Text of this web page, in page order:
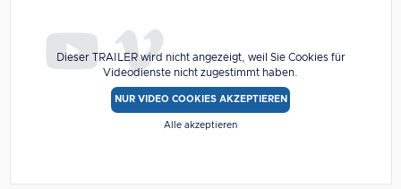
Dieser TRAILER wird nicht angezeigt, weil Sie Cookies für
Videodienste nicht zugestimmt haben.
NUR VIDEO COOKIES AKZEPTIEREN
Alle akzeptieren